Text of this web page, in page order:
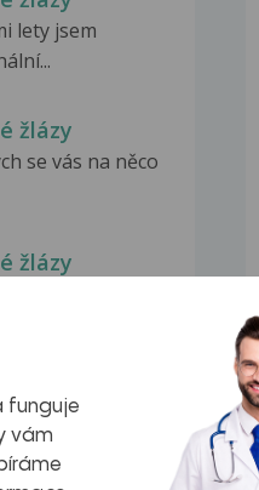
lety jsem
žlázy
se vás na něco
žlázy
funguje
vám